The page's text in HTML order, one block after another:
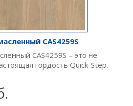
CAS4259S
CAS4259S – это не
гордость Quick-Step.